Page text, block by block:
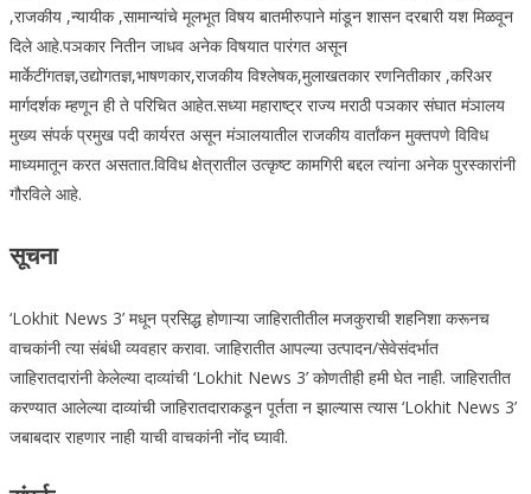
,राजकीय ,न्यायीक ,सामान्यांचे मूलभूत विषय बातमीरुपाने मांडून शासन दरबारी यश मिळवून
दिले आहे.पञकार नितीन जाधव अनेक विषयात पारंगत असून
मार्केटींगतज्ञ,उद्योगतज्ञ,भाषणकार,राजकीय विश्लेषक,मुलाखतकार रणनितीकार ,करिअर
मार्गदर्शक म्हणून ही ते परिचित आहेत.सध्या महाराष्ट्र राज्य मराठी पञकार संघात मंञालय
मुख्य संपर्क प्रमुख पदी कार्यरत असून मंञालयातील राजकीय वार्तांकन मुक्तपणे विविध
माध्यमातून करत असतात.विविध क्षेत्रातील उत्कृष्ट कामगिरी बद्दल त्यांना अनेक पुरस्कारांनी
गौरविले आहे.
सूचना
‘Lokhit News 3’ मधून प्रसिद्ध होणाऱ्या जाहिरातीतील मजकुराची शहनिशा करूनच
वाचकांनी त्या संबंधी व्यवहार करावा. जाहिरातीत आपल्या उत्पादन/सेवेसंदर्भात
जाहिरातदारांनी केलेल्या दाव्यांची ‘Lokhit News 3’ कोणतीही हमी घेत नाही. जाहिरातीत
करण्यात आलेल्या दाव्यांची जाहिरातदाराकडून पूर्तता न झाल्यास त्यास ‘Lokhit News 3’
जबाबदार राहणार नाही याची वाचकांनी नोंद घ्यावी.